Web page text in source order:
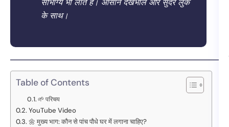
सौभाग्य भी लाते हैं। आसान देखभाल और सुंदर लुक
के साथ।
Table of Contents
🌱 परिचय
YouTube Video
🌼 मुख्य भाग: कौन से पांच पौधे घर में लगाना चाहिए?